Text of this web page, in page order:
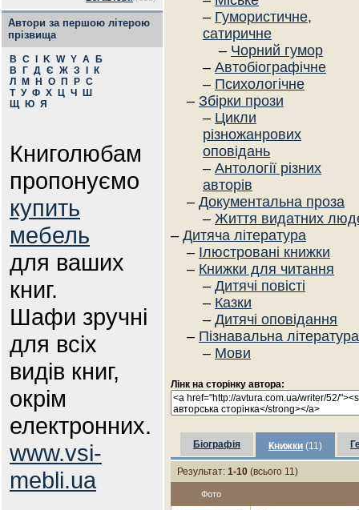
Автори за першою літерою
прізвища
B C K W Y А
Б
В
Г Д Є Ж З
К
Л
М Н О П Р С
Т У Ф Х Ц Ч
Ш
Щ
Ю Я
Книголюбам
пропонуємо
купить
мебель
для ваших
книг.
Шафи зручні
для всіх
видів книг,
окрім
електронних.
www.vsi-
mebli.ua
– Гумористичне,
сатиричне
– Чорний гумор
– Автобіографічне
– Психологічне
– Збірки прози
– Цикли
різножанрових
оповідань
– Антології різних
авторів
– Документальна проза
– Життя видатних
– Дитяча література
– Ілюстровані книжки
– Книжки для читання
– Дитячі повісті
– Казки
– Дитячі оповідання
– Пізнавальна література
– Мови
Лінк на сторінку автора:
Біографія Книжки (11)
Результат: 1-10 (всього 11)
Фото